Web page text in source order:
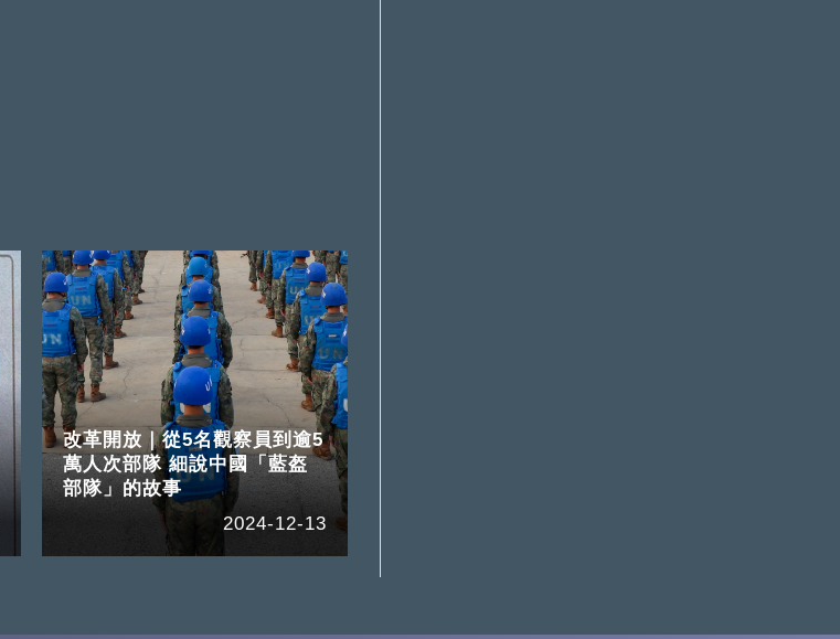
改革開放｜從5名觀察員到逾5
萬人次部隊 細說中國「藍盔
部隊」的故事
2024-12-13